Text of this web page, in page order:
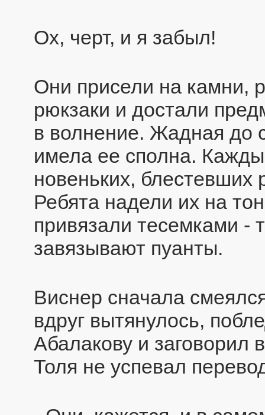
Ох, черт, и я забыл!
Они присели на камни,
рюкзаки и достали
в волнение. Жадная до
имела ее сполна.
новеньких,
Ребята надели их на
привязали тесемками -
завязывают пуанты.
Виснер сначала
вдруг вытянулось,
Абалакову и заговорил
Толя не успевал